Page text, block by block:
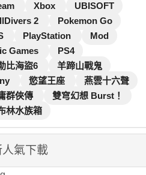
Xbox
UBISOFT
2
Pokemon Go
PlayStation
Mod
Games
PS4
比海盜6
羊蹄山戰鬼
慾望王座
燕雲十六聲
群俠傳
雙穹幻想 Burst！
林水族箱
氣下載